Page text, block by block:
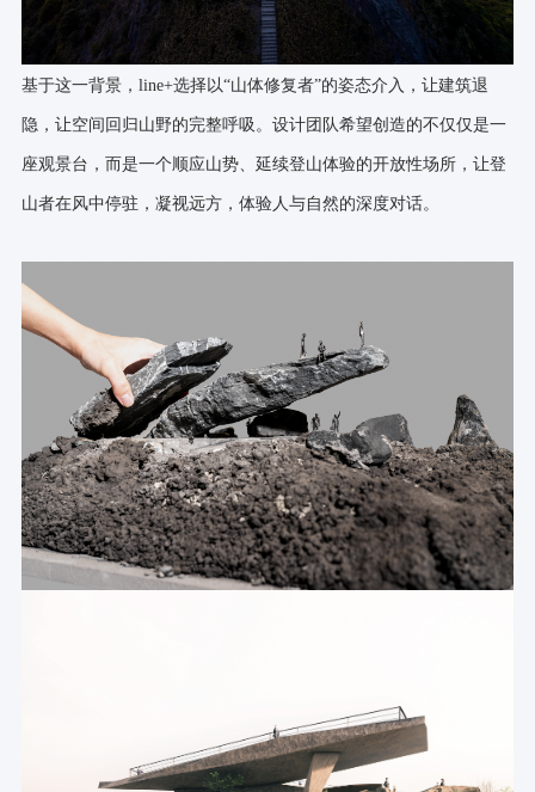
基于这一背景，line+选择以“山体修复者”的姿态介入，让建筑退
隐，让空间回归山野的完整呼吸。设计团队希望创造的不仅仅是一
座观景台，而是一个顺应山势、延续登山体验的开放性场所，让登
山者在风中停驻，凝视远方，体验人与自然的深度对话。